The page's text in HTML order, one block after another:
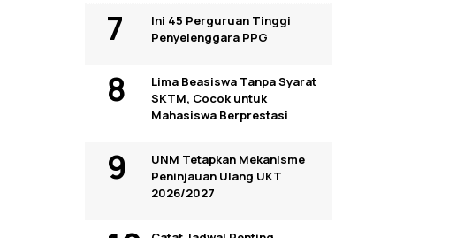
Ini 45 Perguruan Tinggi
Penyelenggara PPG
Lima Beasiswa Tanpa Syarat
SKTM, Cocok untuk
Mahasiswa Berprestasi
UNM Tetapkan Mekanisme
Peninjauan Ulang UKT
2026/2027